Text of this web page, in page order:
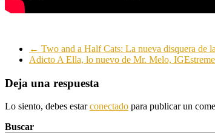
← Two and a Half Cats: La nueva disquera de
Adicto A Ella, lo nuevo de Mr. Melo,
Deja una respuesta
Lo siento, debes estarconectado para publicar un
Buscar